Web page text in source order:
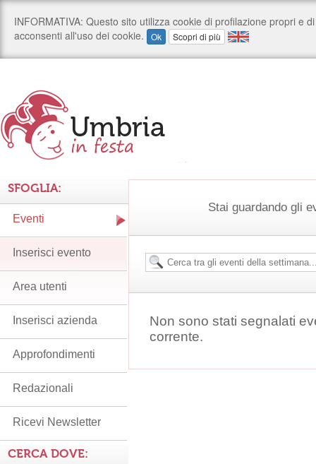
Stai guardando gli
Non sono stati segnalati
corrente.
SFOGLIA:
Eventi
Inserisci evento
Area utenti
Inserisci azienda
Approfondimenti
Redazionali
Ricevi Newsletter
CERCA DOVE: